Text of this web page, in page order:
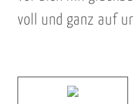
voll und ganz auf